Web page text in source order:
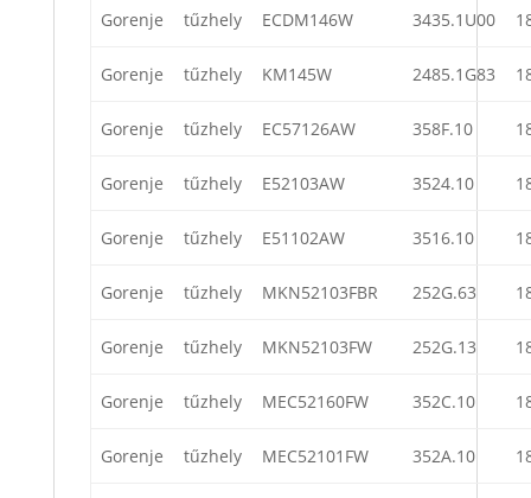
Gorenje tűzhely ECDM146W 3435.1U00
Gorenje tűzhely KM145W 2485.1G83
Gorenje tűzhely EC57126AW 358F.10
Gorenje tűzhely E52103AW 3524.10
Gorenje tűzhely E51102AW 3516.10
Gorenje tűzhely MKN52103FBR 252G.63
Gorenje tűzhely MKN52103FW 252G.13
Gorenje tűzhely MEC52160FW 352C.10
Gorenje tűzhely MEC52101FW 352A.10